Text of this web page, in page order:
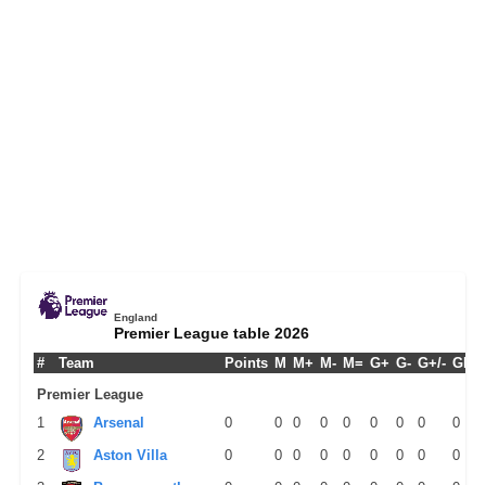
England
Premier League table 2026
# Team Points M M+ M- M= G+ G- G+/- GPM
Premier League
1
Arsenal 0 0 0 0 0 0 0 0
0
2
Aston Villa 0 0 0 0 0 0 0 0
0